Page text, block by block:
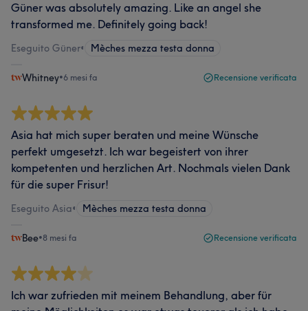
Güner was absolutely amazing. Like an angel she
transformed me. Definitely going back!
Eseguito Güner• Mèches mezza testa donna
Whitney•6 mesi fa Recensione verificata
Asia hat mich super beraten und meine Wünsche
perfekt umgesetzt. Ich war begeistert von ihrer
kompetenten und herzlichen Art. Nochmals vielen Dank
für die super Frisur!
Eseguito Asia• Mèches mezza testa donna
Bee•8 mesi fa Recensione verificata
Ich war zufrieden mit meinem Behandlung, aber für